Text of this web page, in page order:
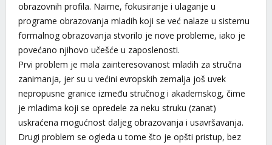
obrazovnih profila. Naime, fokusiranje i ulaganje u
programe obrazovanja mladih koji se već nalaze u sistemu
formalnog obrazovanja stvorilo je nove probleme, iako je
povećano njihovo učešće u zaposlenosti.
Prvi problem je mala zainteresovanost mladih za stručna
zanimanja, jer su u većini evropskih zemalja još uvek
nepropusne granice između stručnog i akademskog, čime
je mladima koji se opredele za neku struku (zanat)
uskraćena mogućnost daljeg obrazovanja i usavršavanja.
Drugi problem se ogleda u tome što je opšti pristup, bez